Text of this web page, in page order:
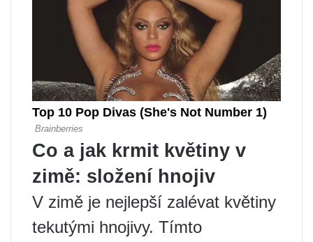
Co a jak krmit květiny v
zimě: složení hnojiv
V zimě je nejlepší zalévat květiny
tekutými hnojivy. Tímto